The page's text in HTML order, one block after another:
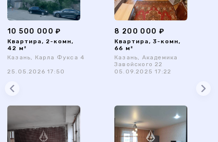
10 500 000 ₽
Квартира, 2-комн,
42 м²
Казань, Карла Фукса 4
25.05.2026 17:50
8 200 000 ₽
Квартира, 3-комн,
66 м²
Казань, Академика
Завойского 22
05.09.2025 17:22